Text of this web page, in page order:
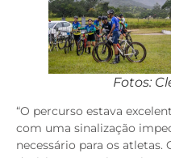
Fotos:
“O percurso estava
com uma sinalização
necessário para os